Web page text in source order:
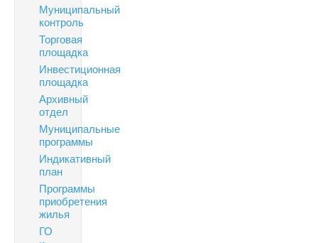
Муниципальный
контроль
Торговая
площадка
Инвестиционная
площадка
Архивный
отдел
Муниципальные
программы
Индикативный
план
Программы
приобретения
жилья
ГО